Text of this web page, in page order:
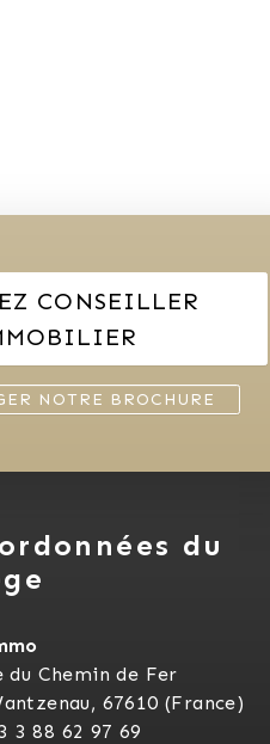
CONSEILLER
NOTRE BROCHURE
du
du Chemin de Fer
67610 (France)
3 88 62 97 69